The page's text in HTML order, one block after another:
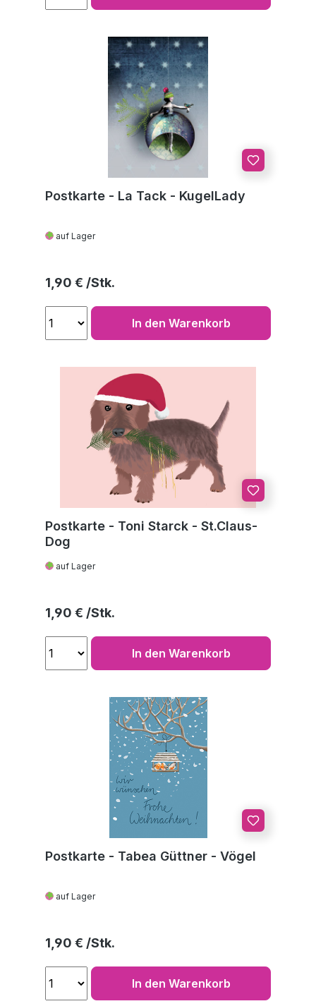
Postkarte - La Tack - KugelLady
auf Lager
Regulärer Preis:
1,90 €
In den Warenkorb
Postkarte - Toni Starck - St.Claus-
Dog
auf Lager
Regulärer Preis:
1,90 €
In den Warenkorb
Postkarte - Tabea Güttner - Vögel
auf Lager
Regulärer Preis:
1,90 €
In den Warenkorb